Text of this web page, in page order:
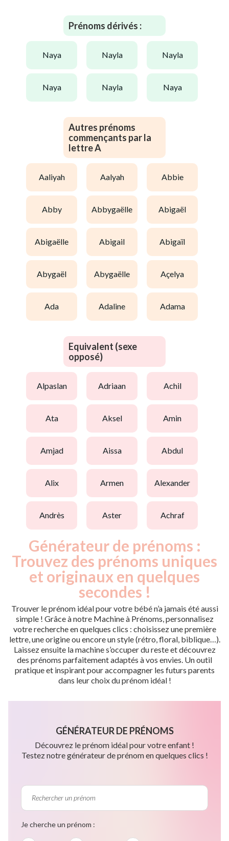
Prénoms dérivés :
naya nayla nayla
naya nayla naya
Autres prénoms
commençants par la
lettre A
aaliyah aalyah abbie
abby abbygaëlle abigaël
abigaëlle abigail abigaïl
abygaël abygaëlle açelya
ada adaline adama
Equivalent (sexe
opposé)
alpaslan adriaan achil
ata aksel amin
amjad aissa abdul
alix armen alexander
andrès aster achraf
Générateur de prénoms :
Trouvez des prénoms uniques
et originaux en quelques
secondes !
Trouver le prénom idéal pour votre bébé n’a jamais été aussi
simple ! Grâce à notre Machine à Prénoms, personnalisez
votre recherche en quelques clics : choisissez une première
lettre, une origine ou encore un style (rétro, floral, biblique…).
Laissez ensuite la machine s’occuper du reste et découvrez
des prénoms parfaitement adaptés à vos envies. Un outil
pratique et inspirant pour accompagner les futurs parents
dans leur choix du prénom idéal !
GÉNÉRATEUR DE PRÉNOMS
Découvrez le prénom idéal pour votre enfant !
Testez notre générateur de prénom en quelques clics !
Je cherche un prénom :